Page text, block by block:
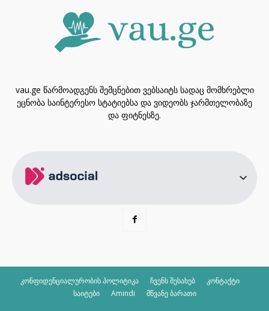
vau.ge წარმოადგენს შემცნებით ვებსაიტს სადაც მომხრებლი
ეცნობა საინტერესო სტატიებსა და ვიდეობს ჯარმთელობაზე
და ფიტნესზე.
კონფიდენციალურობის პოლიტიკა ჩვენს შესახებ
კონტაქტი
საიტები
Amindi მწვანე ბარათი